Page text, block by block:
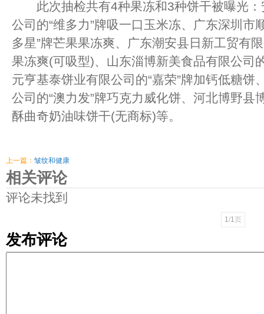
此次抽检共有4种果冻和3种饼干被曝光：
公司的“维多力”牌吸一口玉米冻、广东深圳市
多星”牌芒果果冻爽、广东潮安县日新工贸有
果冻爽(可吸型)、山东淄博新美食品有限公司
元亨基泰饼业有限公司的“嘉荣”牌加钙低糖饼
公司的“澳力发”牌巧克力威化饼、河北博野县
酥曲奇奶油味饼干(无商标)等。
上一篇： 皱纹和健康
相关评论
评论未找到
1/1页
发布评论